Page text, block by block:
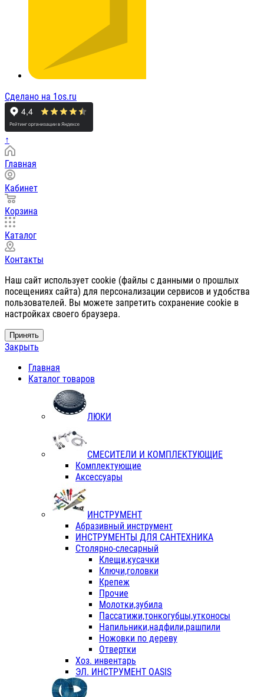
Сделано на 1os.ru
↑
Главная
Кабинет
Корзина
Каталог
Контакты
Наш сайт использует cookie (файлы с данными о прошлых
посещениях сайта) для персонализации сервисов и удобства
пользователей. Вы можете запретить сохранение cookie в
настройках своего браузера.
Принять
Закрыть
Главная
Каталог товаров
ЛЮКИ
СМЕСИТЕЛИ И КОМПЛЕКТУЮЩИЕ
Комплектующие
Аксессуары
ИНСТРУМЕНТ
Абразивный инструмент
ИНСТРУМЕНТЫ ДЛЯ САНТЕХНИКА
Столярно-слесарный
Клещи,кусачки
Ключи,головки
Крепеж
Прочие
Молотки,зубила
Пассатижи,тонкогубцы,утконосы
Напильники,надфили,рашпили
Ножовки по дереву
Отвертки
Хоз. инвентарь
ЭЛ. ИНСТРУМЕНТ OASIS